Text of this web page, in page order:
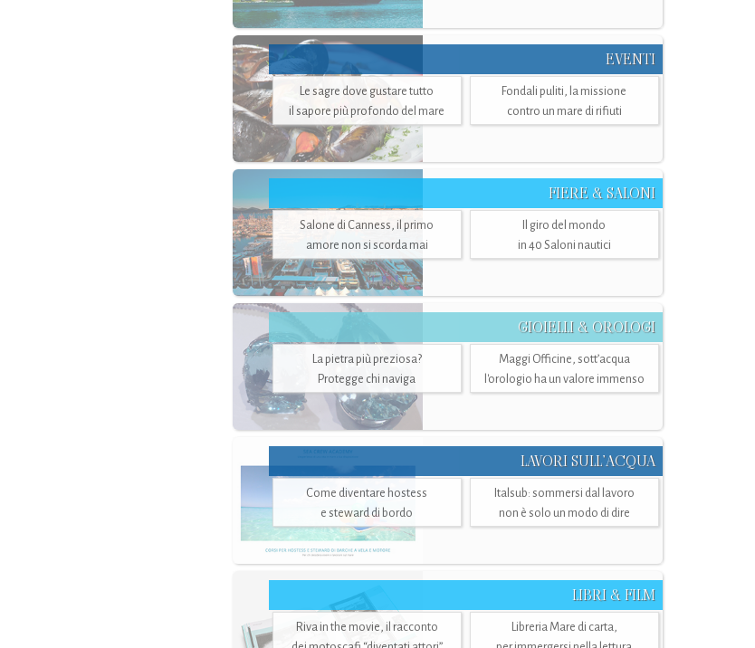
EVENTI
Le sagre dove gustare tutto
il sapore più profondo del mare
Fondali puliti, la missione
contro un mare di rifiuti
FIERE & SALONI
Salone di Canness, il primo
amore non si scorda mai
Il giro del mondo
in 40 Saloni nautici
GIOIELLI & OROLOGI
La pietra più preziosa?
Protegge chi naviga
Maggi Officine, sott’acqua
l'orologio ha un valore immenso
LAVORI SULL’ACQUA
Come diventare hostess
e steward di bordo
Italsub: sommersi dal lavoro
non è solo un modo di dire
LIBRI & FILM
Riva in the movie, il racconto
Libreria Mare di carta,